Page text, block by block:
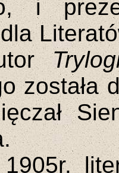
i
została